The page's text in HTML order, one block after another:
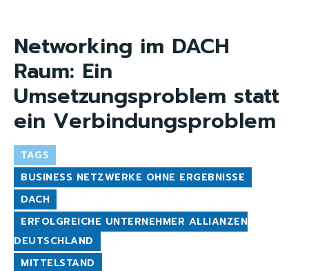
Networking im DACH
Raum: Ein
Umsetzungsproblem statt
ein Verbindungsproblem
TAGS
BUSINESS NETZWERKE OHNE ERGEBNISSE
DACH
ERFOLGREICHE UNTERNEHMER ALLIANZEN
DEUTSCHLAND
MITTELSTAND